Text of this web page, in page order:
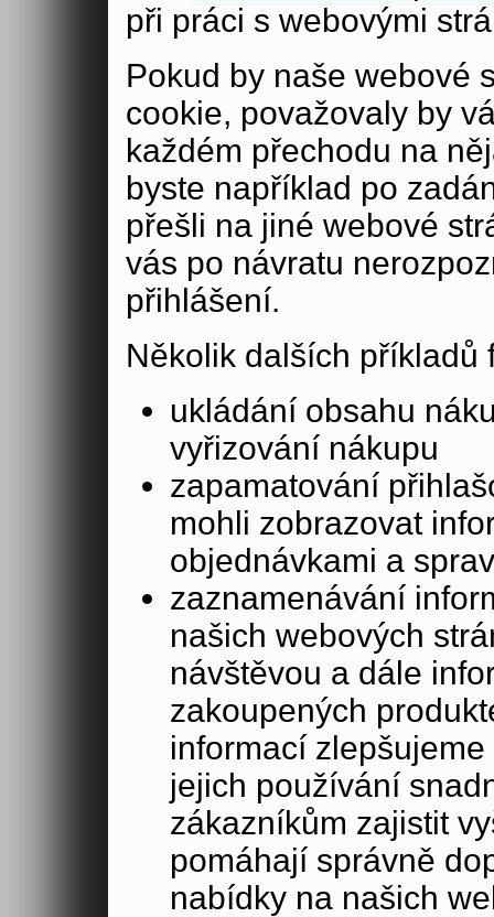
při práci s webovými
Pokud by naše webové
cookie, považovaly by
každém přechodu na
byste například po
přešli na jiné webové
vás po návratu
přihlášení.
Několik dalších příkladů
ukládání obsahu
vyřizování nákupu
zapamatování
mohli zobrazovat
objednávkami a
zaznamenávání
našich webových
návštěvou a dále
zakoupených
informací
jejich používání
zákazníkům zajistit
pomáhají správně
nabídky na našich